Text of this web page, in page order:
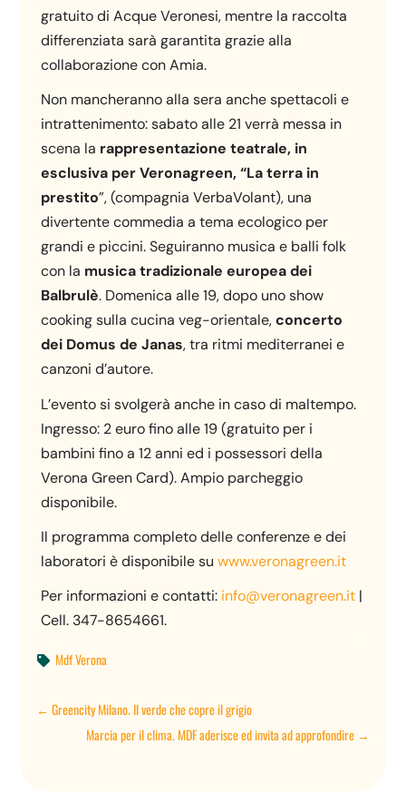
gratuito di Acque Veronesi, mentre la raccolta
differenziata sarà garantita grazie alla
collaborazione con Amia.
Non mancheranno alla sera anche spettacoli e
intrattenimento: sabato alle 21 verrà messa in
scena la rappresentazione teatrale, in
esclusiva per Veronagreen, “La terra in
prestito”, (compagnia VerbaVolant), una
divertente commedia a tema ecologico per
grandi e piccini. Seguiranno musica e balli folk
con la musica tradizionale europea dei
Balbrulè. Domenica alle 19, dopo uno show
cooking sulla cucina veg-orientale,concerto
dei Domus de Janas, tra ritmi mediterranei e
canzoni d’autore.
L’evento si svolgerà anche in caso di maltempo.
Ingresso: 2 euro fino alle 19 (gratuito per i
bambini fino a 12 anni ed i possessori della
Verona Green Card). Ampio parcheggio
disponibile.
Il programma completo delle conferenze e dei
laboratori è disponibile suwww.veronagreen.it
Per informazioni e contatti: info@veronagreen.it |
Cell. 347-8654661.
 Mdf Verona
←Greencity Milano. Il verde che copre il grigio
Marcia per il clima. MDF aderisce ed invita ad approfondire→